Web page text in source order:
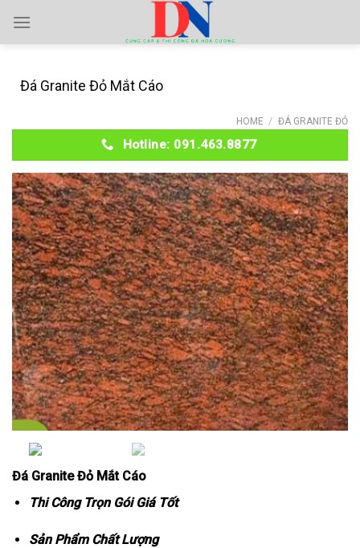
content
Đá Granite Đỏ Mắt Cáo
HOME / ĐÁ GRANITE ĐỎ
Hotline: 091.463.8877
Đá Granite Đỏ Mắt Cáo
Thi Công Trọn Gói Giá Tốt
Sản Phẩm Chất Lượng